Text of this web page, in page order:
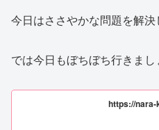
今日はささやかな問題を解決
では今日もぼちぼち行きまし
https://nara-